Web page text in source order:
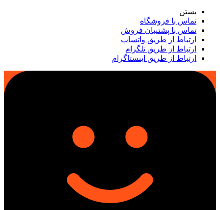
بستن
تماس با فروشگاه
تماس با پشتیبان فروش
ارتباط از طریق واتساپ
ارتباط از طریق تلگرام
ارتباط از طریق اینستاگرام